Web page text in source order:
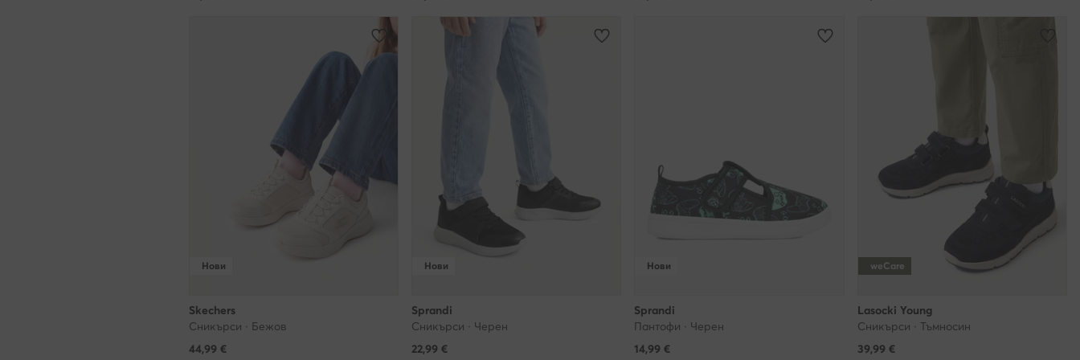
Нови
Skechers
Сникърси · Бежов
44,99 €
Нови
Sprandi
Сникърси · Черен
22,99 €
Нови
Sprandi
Пантофи · Черен
14,99 €
weCare
Lasocki Young
Сникърси · Тъмносин
39,99 €
си сътрудничим, които също могат да инсталират такива файлове на Вашето устройство по
време на използването на нашите услуги. За да можем ние и нашите партньори да
използваме тази технология за целите на предоставяне на електронни услуги за Вас, моля,
дайте ни изричното си съгласие за това, например като влезете на нашия уебсайт и ни
разрешите това в настройките на Вашия браузър.
Кога можете да оттеглите съгласието си за използване на файловете ""бисквитки""?
Съгласието може да бъде оттеглено по всяко време - това обаче няма да повлияе на
законосъобразността на обработката, която сме извършили преди оттеглянето.
Какво ако се откажете от файловете ""бисквитки""?
Отказът от ""бисквитките"", които ни позволяват да показваме реклами, съобразени с Вашите
са съобразени с Вашите настоящи нужди и предпочитания.
Как ще работи нашият сайт без съгласието за ползване на ""бисквитки""?